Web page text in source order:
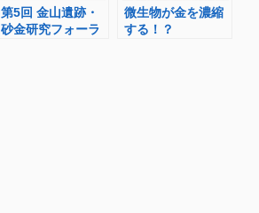
第5回 金山遺跡・
砂金研究フォーラ
微生物が金を濃縮
する！？